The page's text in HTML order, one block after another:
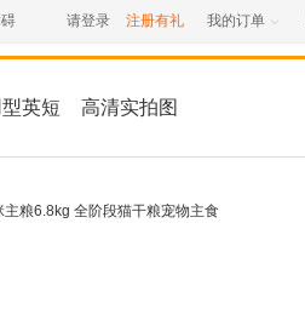
请登录 注册有礼 我的订单 
英短 高清实拍图